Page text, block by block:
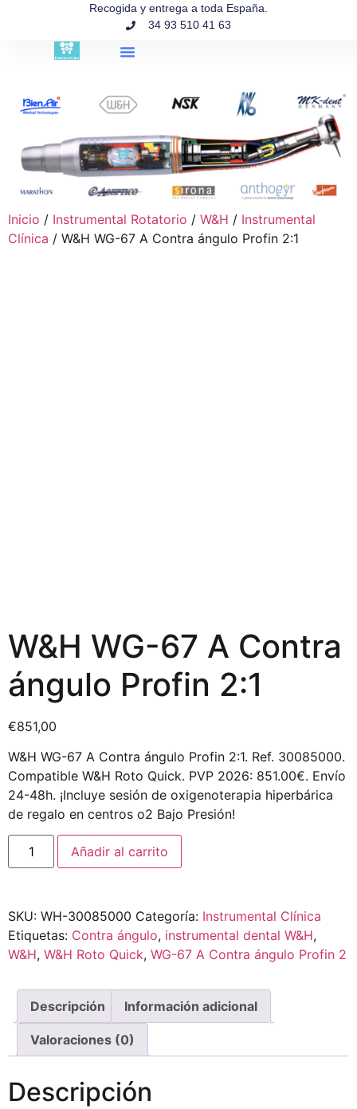
Recogida y entrega a toda España.
34 93 510 41 63
Inicio / Instrumental Rotatorio / W&H / Instrumental
Clínica / W&H WG-67 A Contra ángulo Profin 2:1
W&H WG-67 A Contra
ángulo Profin 2:1
€851,00
W&H WG-67 A Contra ángulo Profin 2:1. Ref. 30085000.
Compatible W&H Roto Quick. PVP 2026: 851.00€. Envío
24-48h. ¡Incluye sesión de oxigenoterapia hiperbárica
de regalo en centros o2 Bajo Presión!
Añadir al carrito
SKU: WH-30085000 Categoría: Instrumental Clínica
Etiquetas: Contra ángulo, instrumental dental W&H,
W&H, W&H Roto Quick, WG-67 A Contra ángulo Profin 2
Descripción Información adicional
Valoraciones (0)
Descripción